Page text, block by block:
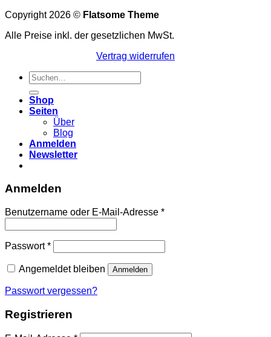
Copyright 2026 © Flatsome Theme
Alle Preise inkl. der gesetzlichen MwSt.
Vertrag widerrufen
Suchen
nach:
Shop
Seiten
Über
Blog
Anmelden
Newsletter
Anmelden
Benutzername oder E-Mail-Adresse *Erforderlich
Passwort*Erforderlich
Angemeldet bleiben Anmelden
Passwort vergessen?
Registrieren